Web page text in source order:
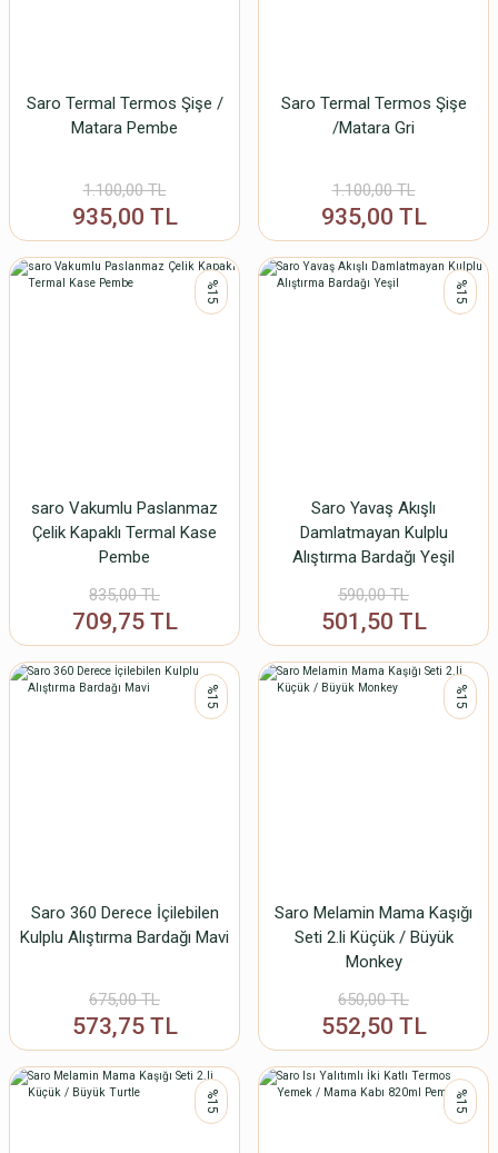
Saro Termal Termos Şişe /
Matara Pembe
1.100,00 TL
935,00 TL
Saro Termal Termos Şişe
/Matara Gri
1.100,00 TL
935,00 TL
%15
saro Vakumlu Paslanmaz
Çelik Kapaklı Termal Kase
Pembe
835,00 TL
709,75 TL
%15
Saro Yavaş Akışlı
Damlatmayan Kulplu
Alıştırma Bardağı Yeşil
590,00 TL
501,50 TL
%15
Saro 360 Derece İçilebilen
Kulplu Alıştırma Bardağı Mavi
675,00 TL
573,75 TL
%15
Saro Melamin Mama Kaşığı
Seti 2.li Küçük / Büyük
Monkey
650,00 TL
552,50 TL
%15 %15